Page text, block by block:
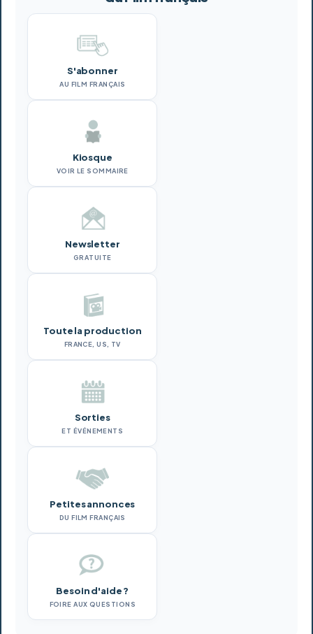
S'abonner
AU FILM FRANÇAIS
Kiosque
VOIR LE SOMMAIRE
Newsletter
GRATUITE
Toute la production
FRANCE, US, TV
Sorties
ET ÉVÉNEMENTS
Petites annonces
DU FILM FRANÇAIS
Besoin d'aide ?
FOIRE AUX QUESTIONS